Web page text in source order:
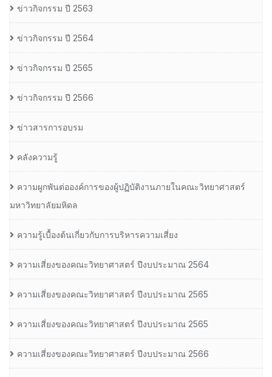
ข่าวกิจกรรม ปี 2563
ข่าวกิจกรรม ปี 2564
ข่าวกิจกรรม ปี 2565
ข่าวกิจกรรม ปี 2566
ข่าวสารการอบรม
คลังความรู้
ความผูกพันต่อองค์การของผู้ปฏิบัติงานภายในคณะวิทยาศาสตร์
มหาวิทยาลัยมหิดล
ความรู้เบื้องต้นเกี่ยวกับการบริหารความเสี่ยง
ความเสี่ยงของคณะวิทยาศาสตร์ ปีงบประมาณ 2564
ความเสี่ยงของคณะวิทยาศาสตร์ ปีงบประมาณ 2565
ความเสี่ยงของคณะวิทยาศาสตร์ ปีงบประมาณ 2565
ความเสี่ยงของคณะวิทยาศาสตร์ ปีงบประมาณ 2566